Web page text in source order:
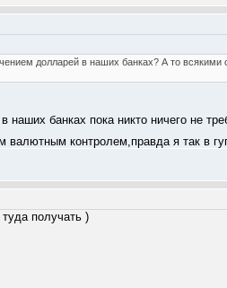
долларей в наших банках? А то всякими
наших банках пока никто ничего не
валютным контролем,правда я так в
получать )